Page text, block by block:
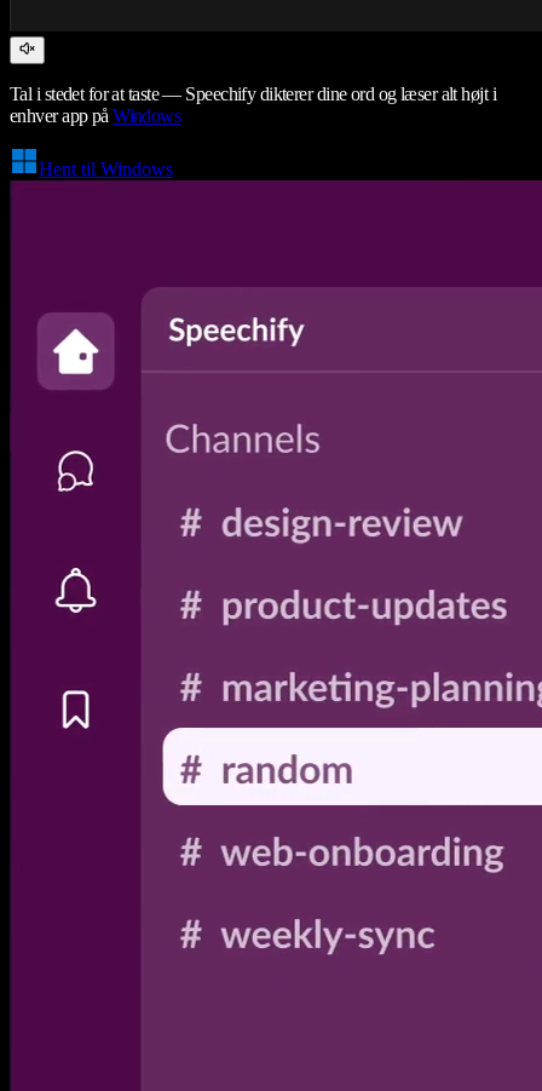
Tal i stedet for at taste — Speechify dikterer dine ord og læser alt højt i
enhver app påWindows
Hent til Windows